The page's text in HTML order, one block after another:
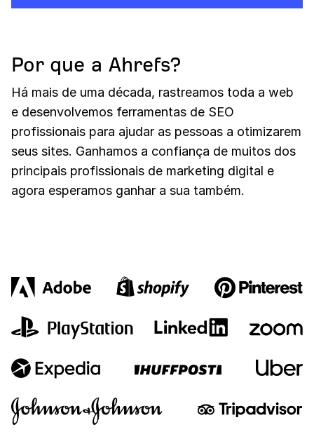
Por que a Ahrefs?
Há mais de uma década, rastreamos toda a web
e desenvolvemos ferramentas de SEO
profissionais para ajudar as pessoas a otimizarem
seus sites. Ganhamos a confiança de muitos dos
principais profissionais de marketing digital e
agora esperamos ganhar a sua também.